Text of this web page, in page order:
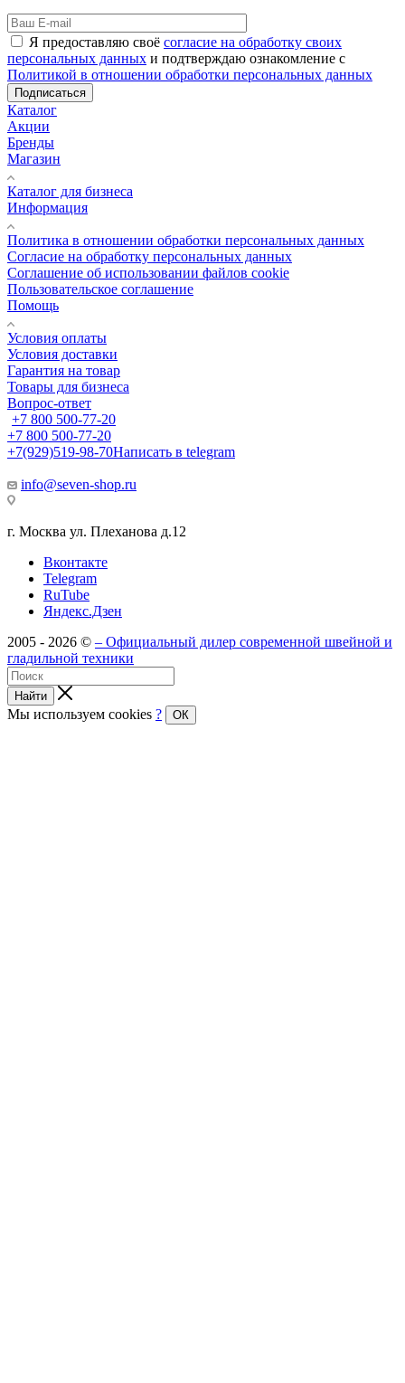
Я предоставляю своё согласие на обработку своих
персональных данных и подтверждаю ознакомление с
Политикой в отношении обработки персональных данных
Подписаться
Каталог
Акции
Бренды
Магазин
Каталог для бизнеса
Информация
Политика в отношении обработки персональных данных
Cогласие на обработку персональных данных
Cоглашение об использовании файлов cookie
Пользовательское соглашение
Помощь
Условия оплаты
Условия доставки
Гарантия на товар
Товары для бизнеса
Вопрос-ответ
+7 800 500-77-20
+7 800 500-77-20
+7(929)519-98-70Написать в telegram
info@seven-shop.ru
г. Москва ул. Плеханова д.12
Вконтакте
Telegram
RuTube
Яндекс.Дзен
2005 - 2026 © – Официальный дилер современной швейной и
гладильной техники
Найти
Мы используем cookies ? ОК